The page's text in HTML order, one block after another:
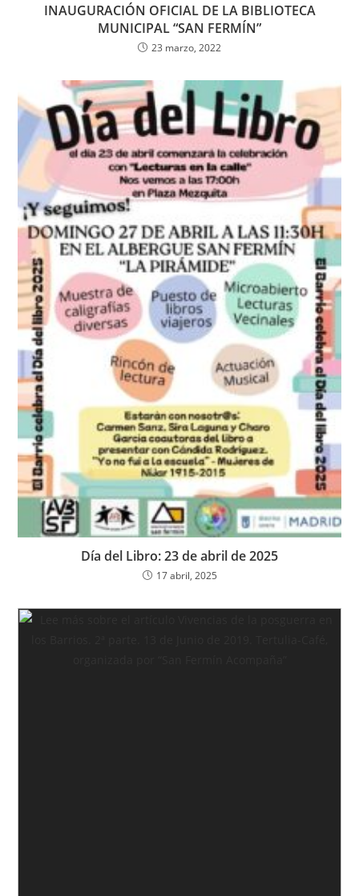
INAUGURACIÓN OFICIAL DE LA BIBLIOTECA
MUNICIPAL “SAN FERMÍN”
23 marzo, 2022
Día del Libro: 23 de abril de 2025
17 abril, 2025